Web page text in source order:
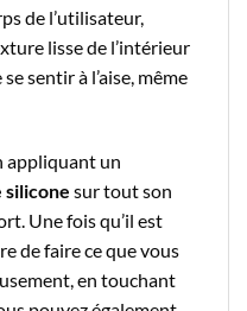
de l’utilisateur,
lisse de l’intérieur
sentir à l’aise, même
appliquant un
silicone sur tout son
Une fois qu’il est
de faire ce que vous
en touchant